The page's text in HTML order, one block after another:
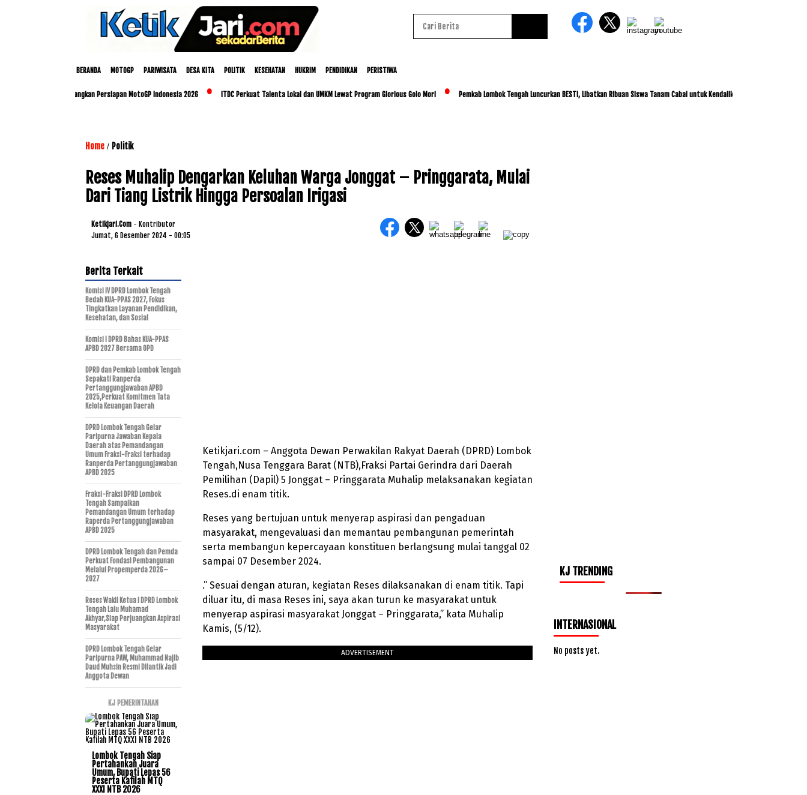
BERANDA MOTOGP PARIWISATA DESA KITA POLITIK KESEHATAN HUKRIM PENDIDIKAN PERISTIWA
Polda NTB Matangkan Persiapan MotoGP Indonesia 2026 ITDC Perkuat Talenta Lokal dan UMKM Lewat Program Glorious Golo Mori Pemkab Lombok Tengah Luncurkan BESTI, Libatkan Ribuan Siswa Tanam Cabai untuk Kendalikan Inflasi
Home / Politik
Reses Muhalip Dengarkan Keluhan Warga Jonggat – Pringgarata, Mulai
Dari Tiang Listrik Hingga Persoalan Irigasi
Ketikjari.com - Kontributor
Jumat, 6 Desember 2024 - 00:05
Ketikjari.com – Anggota Dewan Perwakilan Rakyat Daerah (DPRD) Lombok
Tengah,Nusa Tenggara Barat (NTB),Fraksi Partai Gerindra dari Daerah
Pemilihan (Dapil) 5 Jonggat – Pringgarata Muhalip melaksanakan kegiatan
Reses.di enam titik.
Reses yang bertujuan untuk menyerap aspirasi dan pengaduan
masyarakat, mengevaluasi dan memantau pembangunan pemerintah
serta membangun kepercayaan konstituen berlangsung mulai tanggal 02
sampai 07 Desember 2024.
.” Sesuai dengan aturan, kegiatan Reses dilaksanakan di enam titik. Tapi
diluar itu, di masa Reses ini, saya akan turun ke masyarakat untuk
menyerap aspirasi masyarakat Jonggat – Pringgarata,” kata Muhalip
Kamis, (5/12).
ADVERTISEMENT
Berita Terkait
Komisi IV DPRD Lombok Tengah
Bedah KUA-PPAS 2027, Fokus
Tingkatkan Layanan Pendidikan,
Kesehatan, dan Sosial
Komisi I DPRD Bahas KUA-PPAS
APBD 2027 Bersama OPD
DPRD dan Pemkab Lombok Tengah
Sepakati Ranperda
Pertanggungjawaban APBD
2025,Perkuat Komitmen Tata
Kelola Keuangan Daerah
DPRD Lombok Tengah Gelar
Paripurna Jawaban Kepala
Daerah atas Pemandangan
Umum Fraksi-Fraksi terhadap
Ranperda Pertanggungjawaban
APBD 2025
Fraksi-Fraksi DPRD Lombok
Tengah Sampaikan
Pemandangan Umum terhadap
Raperda Pertanggungjawaban
APBD 2025
DPRD Lombok Tengah dan Pemda
Perkuat Fondasi Pembangunan
Melalui Propemperda 2026–
2027
Reses Wakil Ketua I DPRD Lombok
Tengah Lalu Muhamad
Akhyar,Siap Perjuangkan Aspirasi
Masyarakat
DPRD Lombok Tengah Gelar
Paripurna PAW, Muhammad Najib
Daud Muhsin Resmi Dilantik Jadi
Anggota Dewan
KJ PEMERINTAHAN
Lombok Tengah Siap
Pertahankan Juara
Umum, Bupati Lepas 56
Peserta Kafilah MTQ
XXXI NTB 2026
KJ TRENDING
INTERNASIONAL
No posts yet.